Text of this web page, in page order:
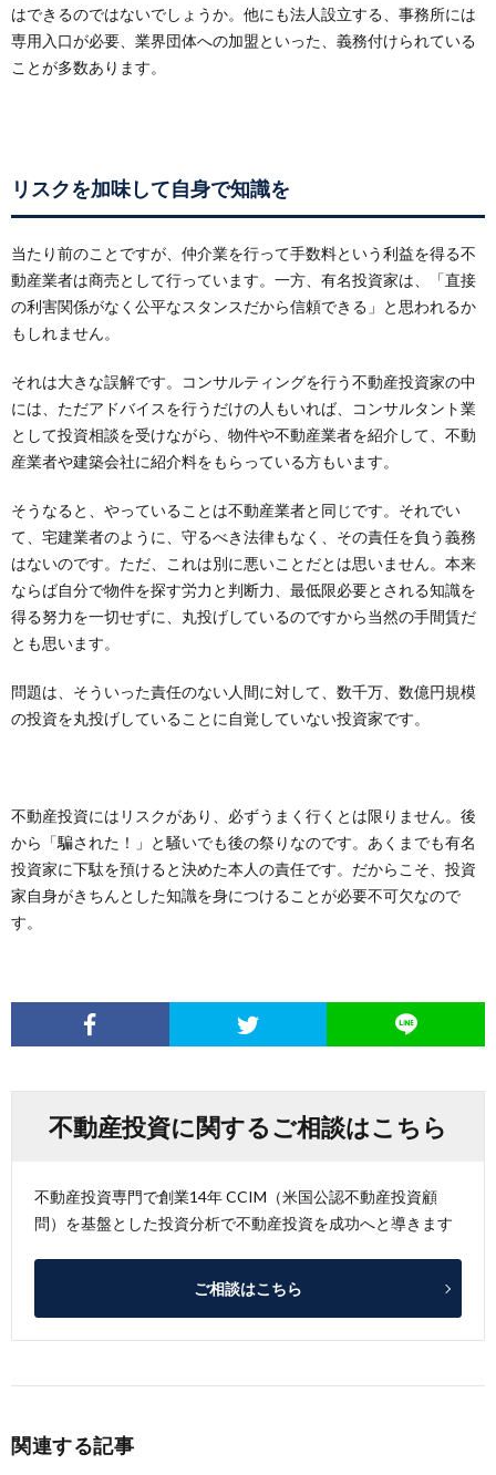
はできるのではないでしょうか。他にも法人設立する、事務所には
専用入口が必要、業界団体への加盟といった、義務付けられている
ことが多数あります。
リスクを加味して自身で知識を
当たり前のことですが、仲介業を行って手数料という利益を得る不
動産業者は商売として行っています。一方、有名投資家は、「直接
の利害関係がなく公平なスタンスだから信頼できる」と思われるか
もしれません。
それは大きな誤解です。コンサルティングを行う不動産投資家の中
には、ただアドバイスを行うだけの人もいれば、コンサルタント業
として投資相談を受けながら、物件や不動産業者を紹介して、不動
産業者や建築会社に紹介料をもらっている方もいます。
そうなると、やっていることは不動産業者と同じです。それでい
て、宅建業者のように、守るべき法律もなく、その責任を負う義務
はないのです。ただ、これは別に悪いことだとは思いません。本来
ならば自分で物件を探す労力と判断力、最低限必要とされる知識を
得る努力を一切せずに、丸投げしているのですから当然の手間賃だ
とも思います。
問題は、そういった責任のない人間に対して、数千万、数億円規模
の投資を丸投げしていることに自覚していない投資家です。
不動産投資にはリスクがあり、必ずうまく行くとは限りません。後
から「騙された！」と騒いでも後の祭りなのです。あくまでも有名
投資家に下駄を預けると決めた本人の責任です。だからこそ、投資
家自身がきちんとした知識を身につけることが必要不可欠なので
す。
不動産投資に関するご相談はこちら
不動産投資専門で創業14年 CCIM（米国公認不動産投資顧
問）を基盤とした投資分析で不動産投資を成功へと導きます
ご相談はこちら
関連する記事